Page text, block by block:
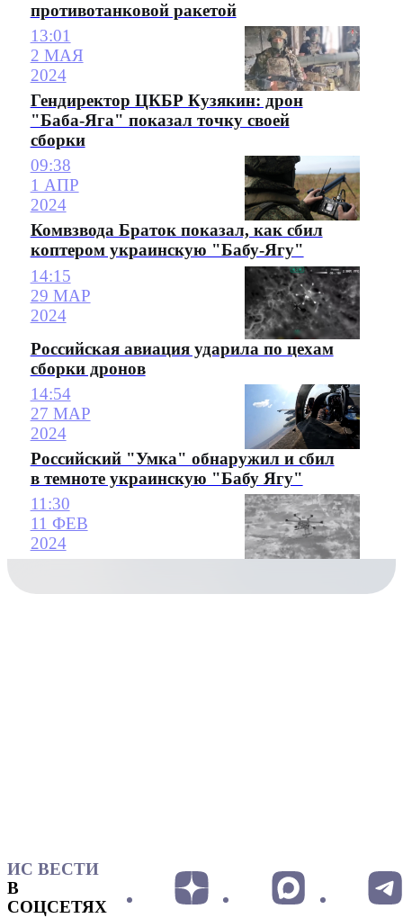
противотанковой ракетой
13:01
2 МАЯ
2024
Гендиректор ЦКБР Кузякин: дрон
"Баба-Яга" показал точку своей
сборки
09:38
1 АПР
2024
Комвзвода Браток показал, как сбил
коптером украинскую "Бабу-Ягу"
14:15
29 МАР
2024
Российская авиация ударила по цехам
сборки дронов
14:54
27 МАР
2024
Российский "Умка" обнаружил и сбил
в темноте украинскую "Бабу Ягу"
11:30
11 ФЕВ
2024
ИС ВЕСТИ
В
СОЦСЕТЯХ